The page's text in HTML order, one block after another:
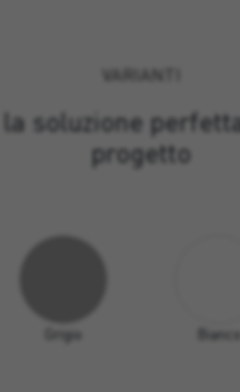
VARIANTI
soluzione
progetto
Grigio Bianco